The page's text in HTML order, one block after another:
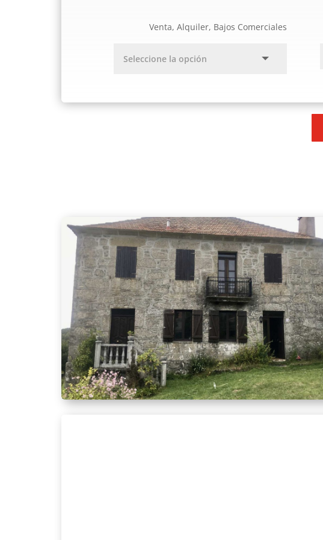
Venta, Alquiler, Bajos Comerciales